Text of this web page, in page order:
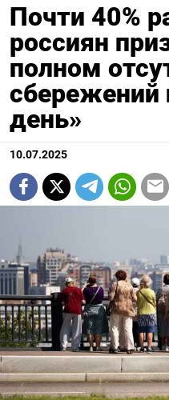
Почти 40%
россиян
полном
сбережений
день»
10.07.2025